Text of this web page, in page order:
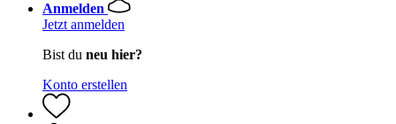
Anmelden
Jetzt anmelden
Bist du neu hier?
Konto erstellen